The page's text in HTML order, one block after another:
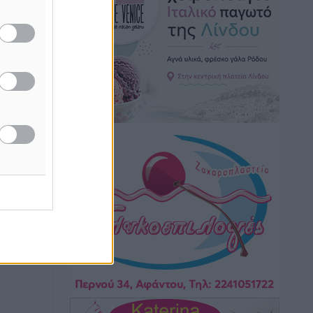
μονόδρομο στο Μαστιχάρι –
Αναποδογύρισε όχημα με μητέρα και
5χρονο παιδί
Τοπικές Ειδήσεις πριν 2 ώρες
“Η Ευρώπη αντιμετώπιζε το
προσφυγικό σαν ταινία τρόμου” – Η
συγκλονιστική μαρτυρία της Χαρούλας
Γιασιράνη στον RV για τα γεγονότα που
οδήγησαν στο Σύμφωνο της Λέρου
Τοπικές Ειδήσεις• πριν 2 ώρες
Συναυλία με τον Γιάννη Κότσιρα στις
21 Αυγούστου
Πολιτιστικά
Έκτακτη συνεδρίαση της Δημοτικής
Επιτροπής Ρόδου αύριο Παρασκευή 7